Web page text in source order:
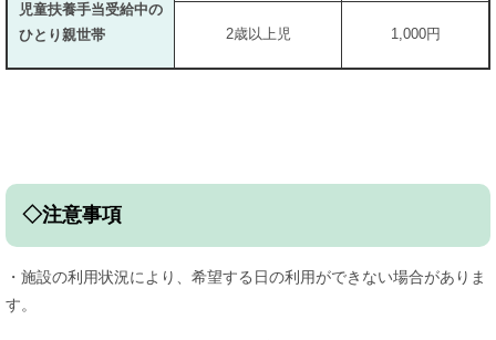
児童扶養手当受給中の
ひとり親世帯
2歳以上児 1,000円
◇注意事項
・施設の利用状況により、希望する日の利用ができない場合がありま
す。